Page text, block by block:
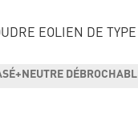
EOLIEN DE